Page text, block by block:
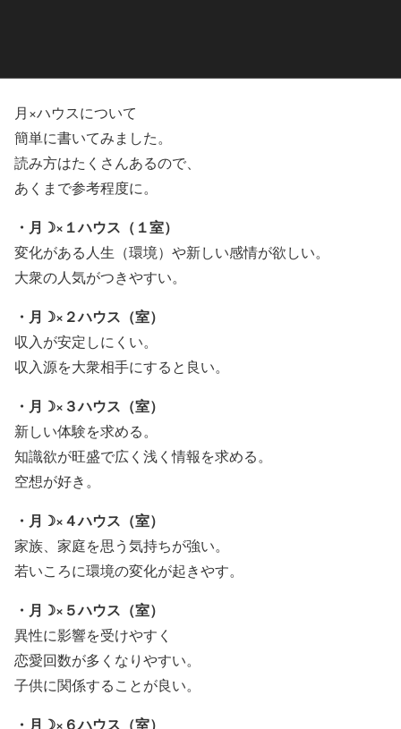
月×ハウスについて
簡単に書いてみました。
読み方はたくさんあるので、
あくまで参考程度に。
・月☽×１ハウス（１室）
変化がある人生（環境）や新しい感情が欲しい。
大衆の人気がつきやすい。
・月☽×２ハウス（室）
収入が安定しにくい。
収入源を大衆相手にすると良い。
・月☽×３ハウス（室）
新しい体験を求める。
知識欲が旺盛で広く浅く情報を求める。
空想が好き。
・月☽×４ハウス（室）
家族、家庭を思う気持ちが強い。
若いころに環境の変化が起きやす。
・月☽×５ハウス（室）
異性に影響を受けやすく
恋愛回数が多くなりやすい。
子供に関係することが良い。
・月☽×６ハウス（室）